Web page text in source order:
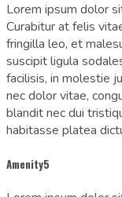
Lorem ipsum dolor
Curabitur at felis
fringilla leo, et
suscipit ligula
facilisis, in molestie
nec dolor vitae,
blandit nec dui
habitasse platea
Amenity5